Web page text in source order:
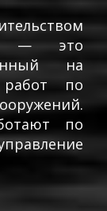
— это
на
по
по